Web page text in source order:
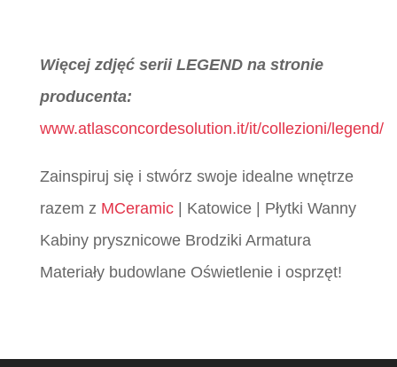
Więcej zdjęć serii LEGEND na stronie
producenta:
www.atlasconcordesolution.it/it/collezioni/legend/
Zainspiruj się i stwórz swoje idealne wnętrze
razem z MCeramic| Katowice | Płytki Wanny
Kabiny prysznicowe Brodziki Armatura
Materiały budowlane Oświetlenie i osprzęt!